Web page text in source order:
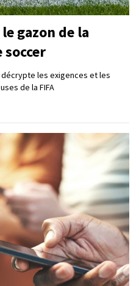
gazon de la
soccer
les exigences et les
de la FIFA